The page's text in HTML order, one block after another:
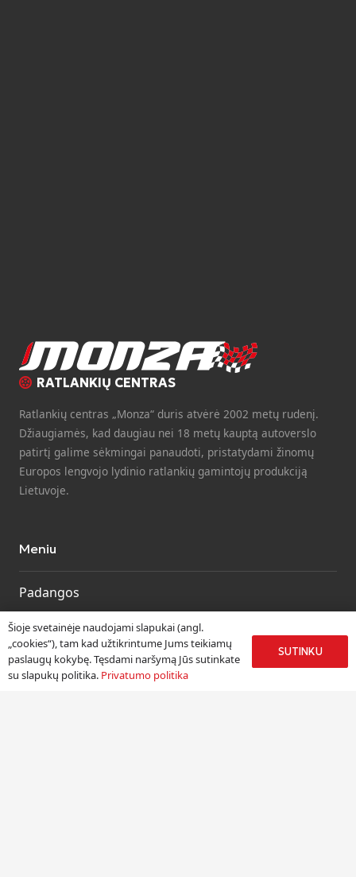
RATLANKIŲ CENTRAS
Ratlankių centras „Monza“ duris atvėrė 2002 metų rudenį.
Džiaugiamės, kad daugiau nei 18 metų kauptą autoverslo
patirtį galime sėkmingai panaudoti, pristatydami žinomų
Europos lengvojo lydinio ratlankių gamintojų produkciją
Lietuvoje.
Meniu
Padangos
Ratlankiai
Kitos prekės
Paslaugos
Šioje svetainėje naudojami slapukai (angl.
„cookies“), tam kad užtikrintume Jums teikiamų
paslaugų kokybę. Tęsdami naršymą Jūs sutinkate
su slapukų politika. Privatumo politika
SUTINKU